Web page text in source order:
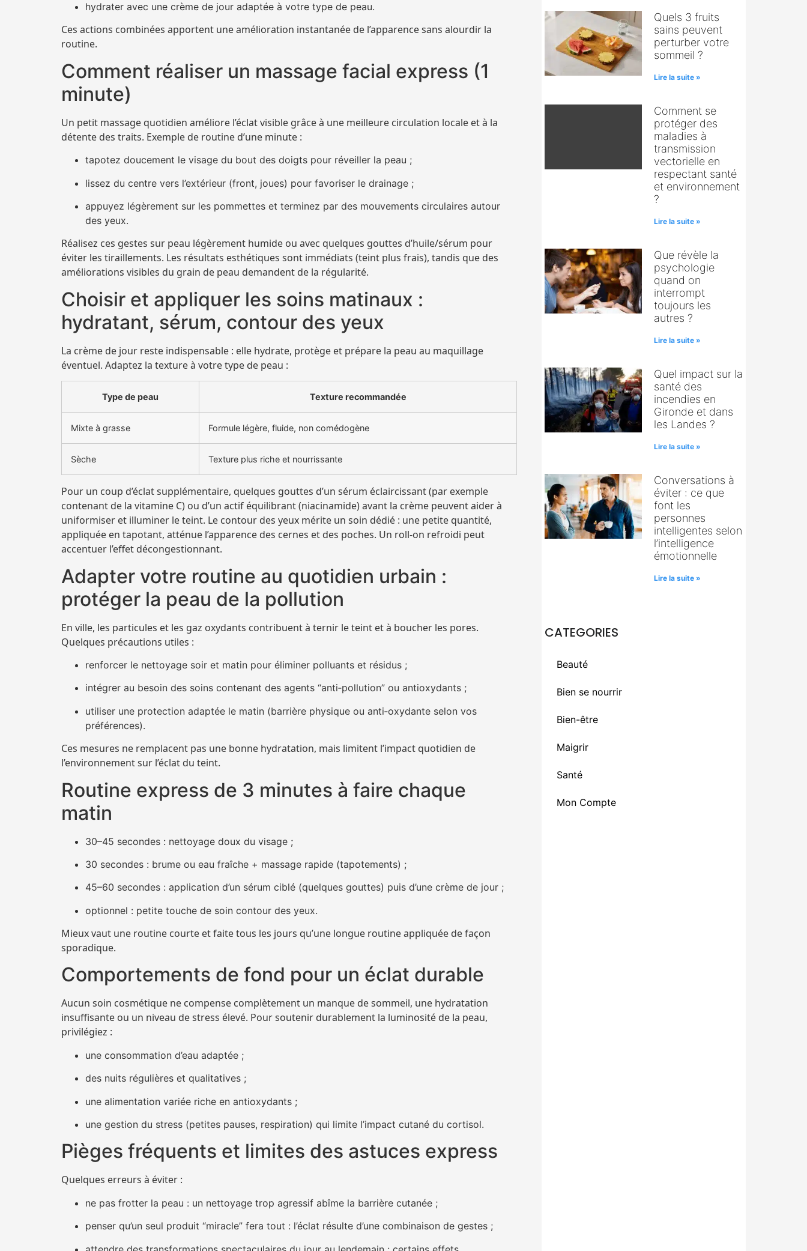
hydrater avec une crème de jour adaptée à votre type de peau.
Ces actions combinées apportent une amélioration instantanée de l’apparence sans alourdir la
routine.
Comment réaliser un massage facial express (1
minute)
Un petit massage quotidien améliore l’éclat visible grâce à une meilleure circulation locale et à la
détente des traits. Exemple de routine d’une minute :
tapotez doucement le visage du bout des doigts pour réveiller la peau ;
lissez du centre vers l’extérieur (front, joues) pour favoriser le drainage ;
appuyez légèrement sur les pommettes et terminez par des mouvements circulaires autour
des yeux.
Réalisez ces gestes sur peau légèrement humide ou avec quelques gouttes d’huile/sérum pour
éviter les tiraillements. Les résultats esthétiques sont immédiats (teint plus frais), tandis que des
améliorations visibles du grain de peau demandent de la régularité.
Choisir et appliquer les soins matinaux :
hydratant, sérum, contour des yeux
La crème de jour reste indispensable : elle hydrate, protège et prépare la peau au maquillage
éventuel. Adaptez la texture à votre type de peau :
Type de peau Texture recommandée
Mixte à grasse Formule légère, fluide, non comédogène
Sèche Texture plus riche et nourrissante
Pour un coup d’éclat supplémentaire, quelques gouttes d’un sérum éclaircissant (par exemple
contenant de la vitamine C) ou d’un actif équilibrant (niacinamide) avant la crème peuvent aider à
uniformiser et illuminer le teint. Le contour des yeux mérite un soin dédié : une petite quantité,
appliquée en tapotant, atténue l’apparence des cernes et des poches. Un roll‑on refroidi peut
accentuer l’effet décongestionnant.
Adapter votre routine au quotidien urbain :
protéger la peau de la pollution
En ville, les particules et les gaz oxydants contribuent à ternir le teint et à boucher les pores.
Quelques précautions utiles :
renforcer le nettoyage soir et matin pour éliminer polluants et résidus ;
intégrer au besoin des soins contenant des agents “anti‑pollution” ou antioxydants ;
utiliser une protection adaptée le matin (barrière physique ou anti‑oxydante selon vos
préférences).
Ces mesures ne remplacent pas une bonne hydratation, mais limitent l’impact quotidien de
l’environnement sur l’éclat du teint.
Routine express de 3 minutes à faire chaque
matin
30–45 secondes : nettoyage doux du visage ;
30 secondes : brume ou eau fraîche + massage rapide (tapotements) ;
45–60 secondes : application d’un sérum ciblé (quelques gouttes) puis d’une crème de jour ;
optionnel : petite touche de soin contour des yeux.
Mieux vaut une routine courte et faite tous les jours qu’une longue routine appliquée de façon
sporadique.
Comportements de fond pour un éclat durable
Aucun soin cosmétique ne compense complètement un manque de sommeil, une hydratation
insuffisante ou un niveau de stress élevé. Pour soutenir durablement la luminosité de la peau,
privilégiez :
une consommation d’eau adaptée ;
des nuits régulières et qualitatives ;
une alimentation variée riche en antioxydants ;
une gestion du stress (petites pauses, respiration) qui limite l’impact cutané du cortisol.
Pièges fréquents et limites des astuces express
Quelques erreurs à éviter :
ne pas frotter la peau : un nettoyage trop agressif abîme la barrière cutanée ;
penser qu’un seul produit “miracle” fera tout : l’éclat résulte d’une combinaison de gestes ;
Quels 3 fruits
sains peuvent
perturber votre
sommeil ?
Lire la suite »
Comment se
protéger des
maladies à
transmission
vectorielle en
respectant santé
et environnement
?
Lire la suite »
Que révèle la
psychologie
quand on
interrompt
toujours les
autres ?
Lire la suite »
Quel impact sur la
santé des
incendies en
Gironde et dans
les Landes ?
Lire la suite »
Conversations à
éviter : ce que
font les
personnes
intelligentes selon
l’intelligence
émotionnelle
Lire la suite »
CATEGORIES
Beauté
Bien se nourrir
Bien-être
Maigrir
Santé
Mon Compte